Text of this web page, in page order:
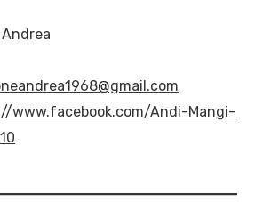
www.facebook.com/Andi-Mangi-